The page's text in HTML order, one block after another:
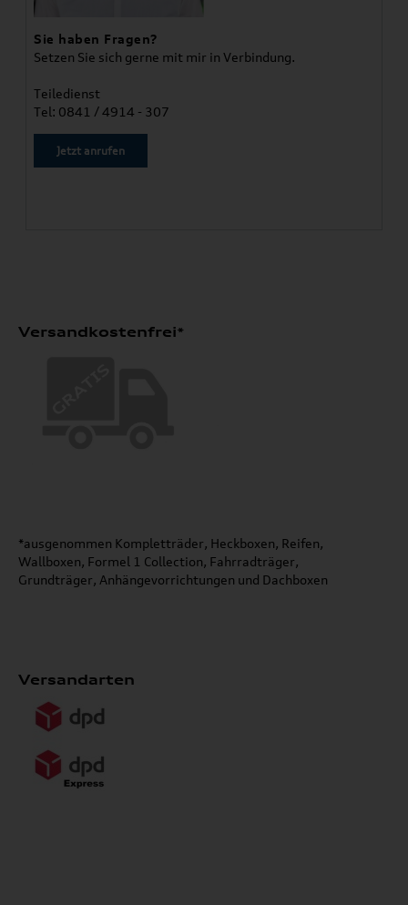
Sie haben Fragen?
Setzen Sie sich gerne mit mir in Verbindung.
Teiledienst
Tel: 0841 / 4914 - 307
Jetzt anrufen
Versandkostenfrei*
*ausgenommen Kompletträder, Heckboxen, Reifen,
Wallboxen, Formel 1 Collection, Fahrradträger,
Grundträger, Anhängevorrichtungen und Dachboxen
Versandarten